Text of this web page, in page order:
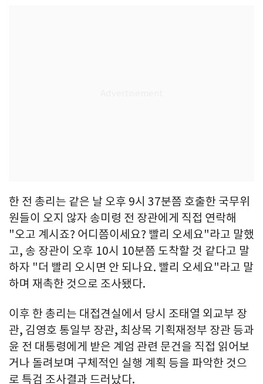
한 전 총리는 같은 날 오후 9시 37분쯤 호출한 국무위
원들이 오지 않자 송미령 전 장관에게 직접 연락해
"오고 계시죠? 어디쯤이세요? 빨리 오세요"라고 말했
고, 송 장관이 오후 10시 10분쯤 도착할 것 같다고 말
하자 "더 빨리 오시면 안 되나요. 빨리 오세요"라고 말
하며 재촉한 것으로 조사됐다.
이후 한 총리는 대접견실에서 당시 조태열 외교부 장
관, 김영호 통일부 장관, 최상목 기획재정부 장관 등과
윤 전 대통령에게 받은 계엄 관련 문건을 직접 읽어보
거나 돌려보며 구체적인 실행 계획 등을 파악한 것으
로 특검 조사결과 드러났다.